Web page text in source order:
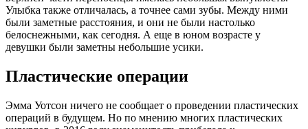
Улыбка также отличалась, а точнее сами зубы. Между ними
были заметные расстояния, и они не были настолько
белоснежными, как сегодня. А еще в юном возрасте у
девушки были заметны небольшие усики.
Пластические операции
Эмма Уотсон ничего не сообщает о проведении пластических
операций в будущем. Но по мнению многих пластических